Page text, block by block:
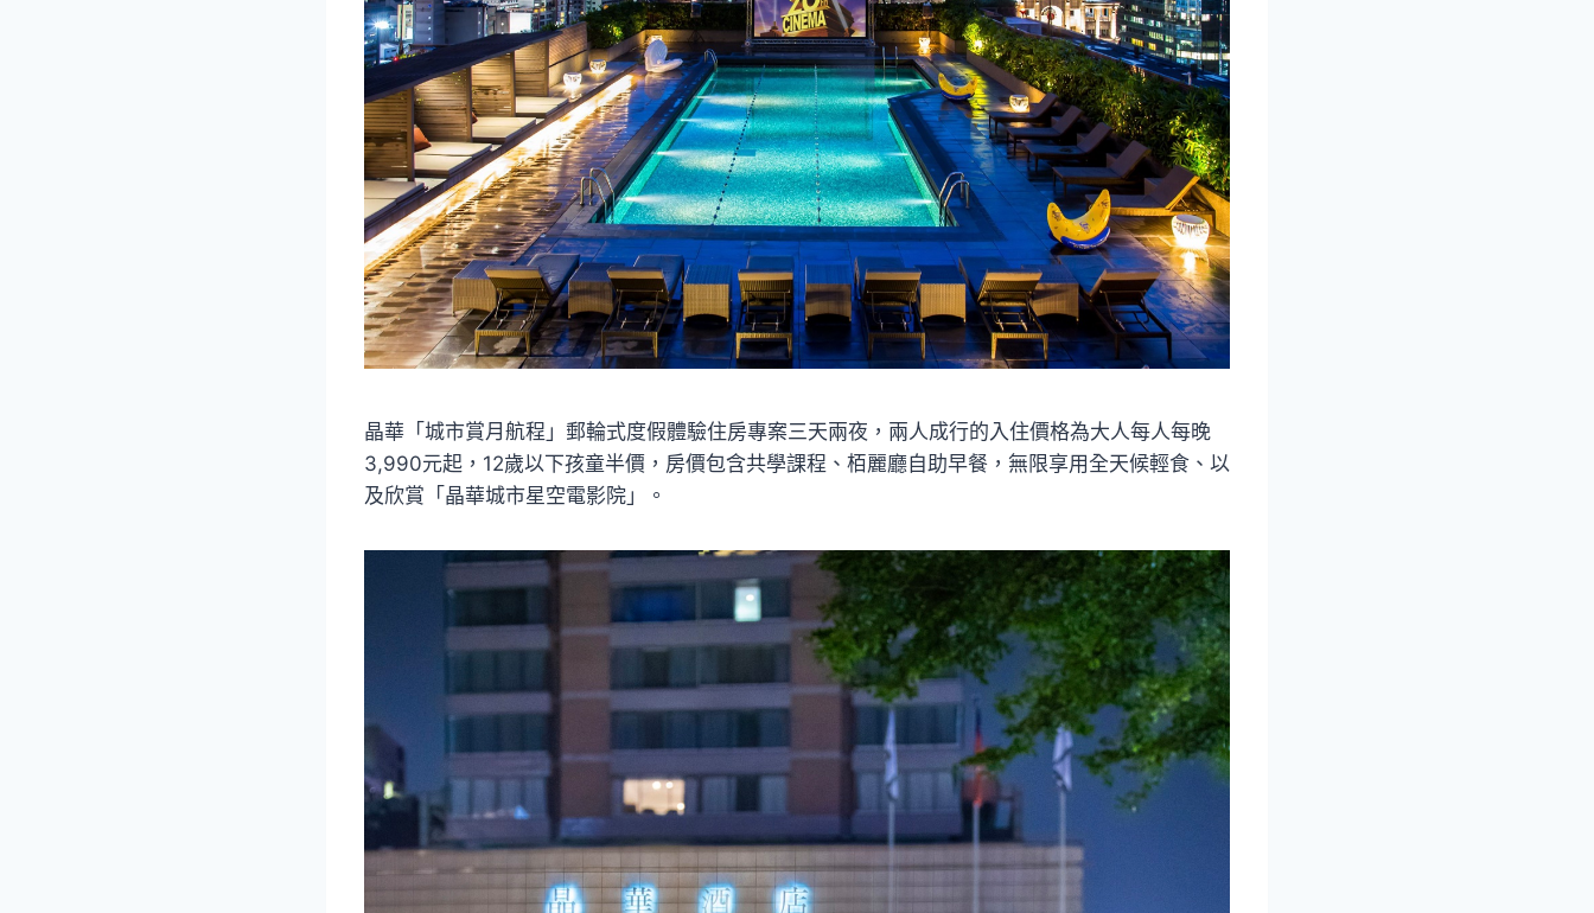
晶華「城市賞月航程」郵輪式度假體驗住房專案三天兩夜，兩人成行的入住價格為大人每人每晚
3,990元起，12歲以下孩童半價，房價包含共學課程、栢麗廳自助早餐，無限享用全天候輕食、以
及欣賞「晶華城市星空電影院」。